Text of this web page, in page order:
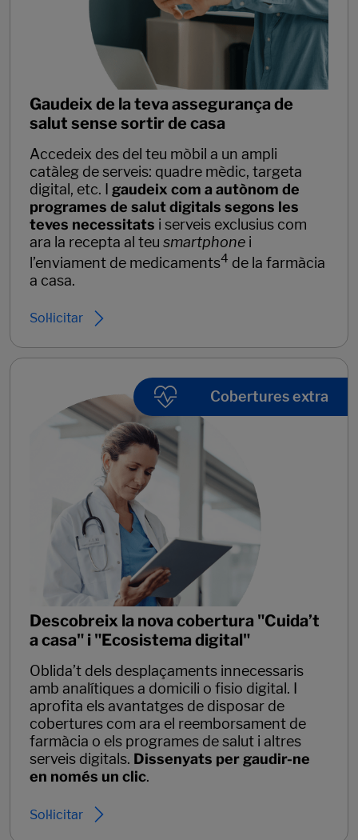
Gaudeix de la teva assegurança de
salut sense sortir de casa
Accedeix des del teu mòbil a un ampli
catàleg de serveis: quadre mèdic, targeta
digital, etc. I gaudeix com a autònom de
programes de salut digitals segons les
teves necessitats i serveis exclusius com
ara la recepta al teu smartphone i
l’enviament de medicaments4 de la farmàcia
a casa.
Sol·licitar
Cobertures extra
Descobreix la nova cobertura "Cuida’t
a casa" i "Ecosistema digital"
Oblida’t dels desplaçaments innecessaris
amb analítiques a domicili o fisio digital. I
aprofita els avantatges de disposar de
cobertures com ara el reemborsament de
farmàcia o els programes de salut i altres
serveis digitals. Dissenyats per gaudir-ne
en només un clic.
Sol·licitar